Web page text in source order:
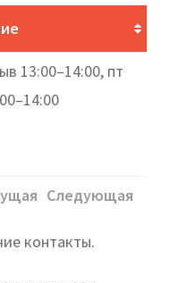
13:00–14:00, пт
Следующая
контакты.